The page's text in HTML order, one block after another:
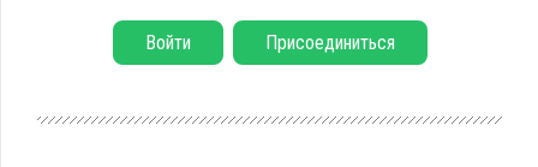
Войти Присоединиться